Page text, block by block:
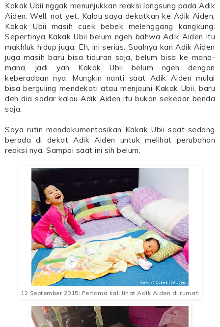
Kakak Ubii nggak menunjukkan reaksi langsung pada Adik
Aiden. Well, not yet. Kalau saya dekatkan ke Adik Aiden,
Kakak Ubii masih cuek bebek melenggang kangkung.
Sepertinya Kakak Ubii belum ngeh bahwa Adik Aiden itu
makhluk hidup juga. Eh, ini serius. Soalnya kan Adik Aiden
juga masih baru bisa tiduran saja, belum bisa ke mana-
mana, jadi yah Kakak Ubii belum ngeh dengan
keberadaan nya. Mungkin nanti saat Adik Aiden mulai
bisa berguling mendekati atau menjauhi Kakak Ubii, baru
deh dia sadar kalau Adik Aiden itu bukan sekedar benda
saja.
Saya rutin mendokumentasikan Kakak Ubii saat sedang
berada di dekat Adik Aiden untuk melihat perubahan
reaksi nya. Sampai saat ini sih belum.
12 September 2015: Pertama kali lihat Adik Aiden di rumah